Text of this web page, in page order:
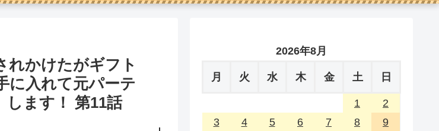
れかけたがギフト
に入れて元パーテ
します！ 第11話
2026年8月
月 火 水 木 金 土 日
1
2
3
4 5 6 7 8
9